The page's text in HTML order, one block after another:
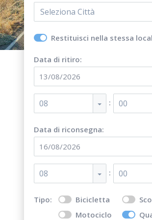
Seleziona Città
Restituisci nella stessa
Data di ritiro:
08 : 00
Data di riconsegna:
08 : 00
Tipo: Bicicletta
Motociclo